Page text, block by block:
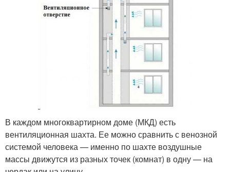
В каждом многоквартирном доме (МКД) есть
вентиляционная шахта. Ее можно сравнить с венозной
системой человека — именно по шахте воздушные
массы движутся из разных точек (комнат) в одну — на